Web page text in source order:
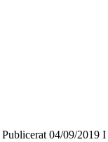
Publicerat 04/09/2019 I